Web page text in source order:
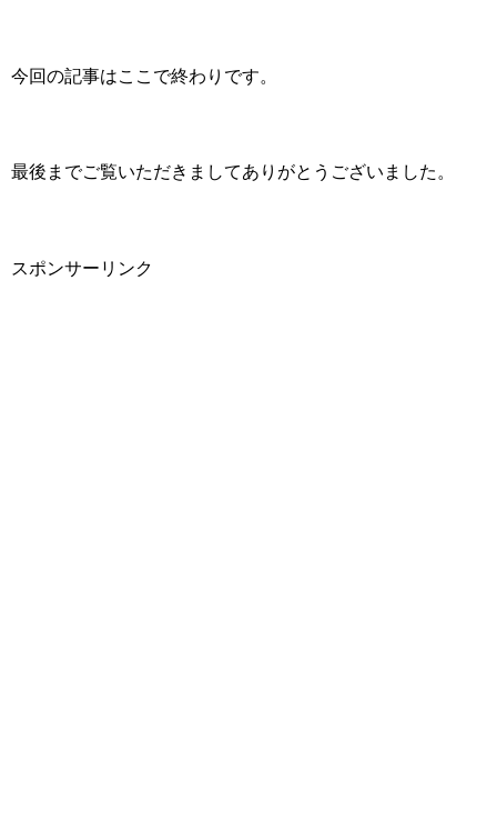
今回の記事はここで終わりです。
最後までご覧いただきましてありがとうございました。
スポンサーリンク